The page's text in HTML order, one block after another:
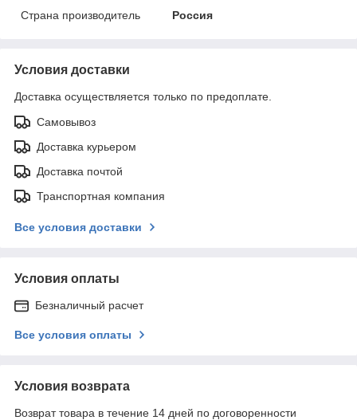
Страна производитель
Россия
Условия доставки
Доставка осуществляется только по предоплате.
Самовывоз
Доставка курьером
Доставка почтой
Транспортная компания
Все условия доставки
Условия оплаты
Безналичный расчет
Все условия оплаты
Условия возврата
Возврат товара в течение 14 дней по договоренности